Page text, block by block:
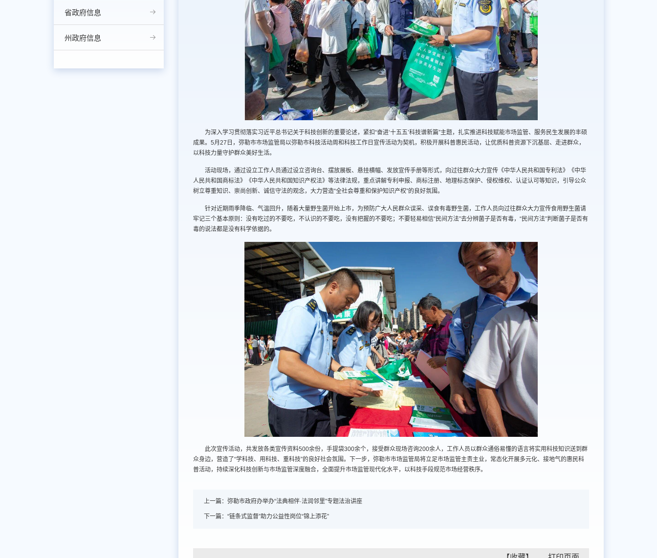
省政府信息
州政府信息
为深入学习贯彻落实习近平总书记关于科技创新的重要论述，紧扣“奋进‘十五五’科技谱新篇”主题，扎实推进科技赋能市场监管、服务民生发展的丰硕
成果。5月27日，弥勒市市场监管局以弥勒市科技活动周和科技工作日宣传活动为契机，积极开展科普惠民活动，让优质科普资源下沉基层、走进群众，
以科技力量守护群众美好生活。
活动现场，通过设立工作人员通过设立咨询台、摆放展板、悬挂横幅、发放宣传手册等形式，向过往群众大力宣传《中华人民共和国专利法》《中华
人民共和国商标法》《中华人民共和国知识产权法》等法律法规，重点讲解专利申报、商标注册、地理标志保护、侵权维权、认证认可等知识，引导公众
树立尊重知识、崇尚创新、诚信守法的观念，大力营造“全社会尊重和保护知识产权”的良好氛围。
针对近期雨季降临、气温回升，随着大量野生菌开始上市，为预防广大人民群众误采、误食有毒野生菌，工作人员向过往群众大力宣传食用野生菌请
牢记三个基本原则：没有吃过的不要吃，不认识的不要吃，没有把握的不要吃；不要轻易相信“民间方法”去分辨菌子是否有毒，“民间方法”判断菌子是否有
毒的说法都是没有科学依据的。
此次宣传活动，共发放各类宣传资料500余份，手提袋300余个，接受群众现场咨询200余人，工作人员以群众通俗易懂的语言将实用科技知识送到群
众身边，营造了“学科技、用科技、重科技”的良好社会氛围。下一步，弥勒市市场监管局将立足市场监管主责主业，常态化开展多元化、接地气的惠民科
普活动，持续深化科技创新与市场监管深度融合，全面提升市场监管现代化水平，以科技手段规范市场经营秩序。
上一篇： 弥勒市政府办举办“法典相伴·法润邻里”专题法治讲座
下一篇： “链条式监督”助力公益性岗位“锦上添花”